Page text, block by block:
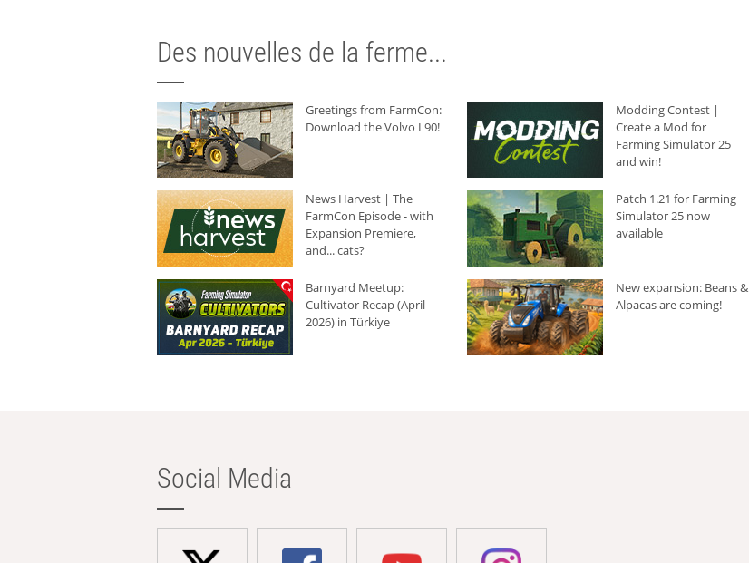
Des nouvelles de la ferme...
Greetings from FarmCon:
Download the Volvo L90!
Modding Contest |
Create a Mod for
Farming Simulator 25
and win!
News Harvest | The
FarmCon Episode - with
Expansion Premiere,
and... cats?
Patch 1.21 for Farming
Simulator 25 now
available
Barnyard Meetup:
Cultivator Recap (April
2026) in Türkiye
New expansion: Beans &
Alpacas are coming!
Social Media